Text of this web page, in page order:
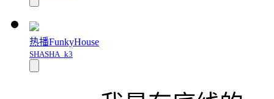
热播FunkyHouse
SHASHA_k3